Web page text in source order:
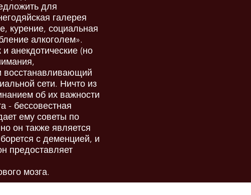
для
галерея
курение, социальная
алкоголем».
анекдотические (но
восстанавливающий
сети. Ничто из
об их важности
- бессовестная
ему советы по
он также является
с деменцией, и
предоставляет
мозга.